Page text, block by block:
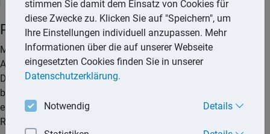
Personalrabatt
Mit Belegschafts- oder Personalrabatten werden
Arbeitnehmern kostenlos oder verbilligt Waren bzw.
Dienstleistungen überlassen. Diese Vergünstigungen sind
beim Arbeitnehmer als steuerpflichtiger Arbeitslohn zu
erfassen, jedoch können Steuervorteile durch die
Rabattregelung erreicht werden.
stimmen Sie damit dem Einsatz von Cookies für
diese Zwecke zu. Klicken Sie auf "Speichern", um
Ihre Einstellungen individuell anzupassen. Mehr
Informationen über die auf unserer Webseite
eingesetzten Cookies finden Sie in unserer
Datenschutzerklärung.
Notwendig Details